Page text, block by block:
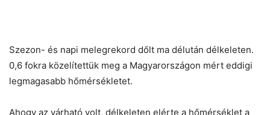
Szezon- és napi melegrekord dőlt ma délután délkeleten.
0,6 fokra közelítettük meg a Magyarországon mért eddigi
legmagasabb hőmérsékletet.
Ahogy az várható volt, délkeleten elérte a hőmérséklet a